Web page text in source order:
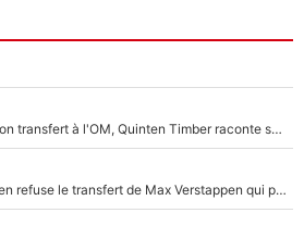
En plein cauchemar après son transfert à l'OM, Quinten Timber raconte ses doutes après sa signature à Marseille
F1 - Une légende de McLaren refuse le transfert de Max Verstappen qui pourrait «faire des vagues» et plomber l'ambiance dans l'équipe